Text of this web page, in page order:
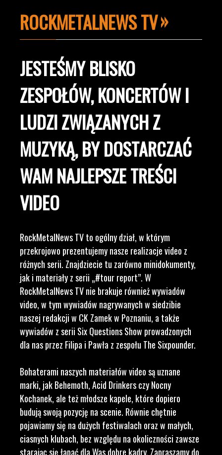
ROCKMETALNEWS TV
JESTEŚMY BLISKO
ZESPOŁÓW, KONCERTÓW I
LUDZI ZWIĄZANYCH Z
MUZYKĄ, BY DOSTARCZAĆ
WAM NAJLEPSZE TREŚCI
VIDEO
RockMetalNews TV to ogólny dział, w którym
przekrojowo prezentujemy nasze realizacje video z
różnych serii. Znajdziecie tu zarówno minidokumenty,
jak i materiały z serii „#tour report”. W
RockMetalNews TV nie brakuje również wywiadów
video, w tym wywiadów nagrywanych w siedzibie
naszej redakcji w CK Zamek w Poznaniu, a także
wywiadów z serii Six Questions Show prowadzonych
dla nas przez Filipa i Pawła z zespołu The Sixpounder.
Bohaterami naszych materiałów video są uznane
marki, jak Behemoth, Acid Drinkers czy Nocny
Kochanek, ale też młodsze kapele, które dopiero
budują swoją pozycję na scenie. Równie chętnie
pojawiamy się na dużych festiwalach oraz w małych,
ciasnych klubach, bez względu na okoliczności zawsze
starając się łapać dla Was dobre kadry. Zapraszamy do